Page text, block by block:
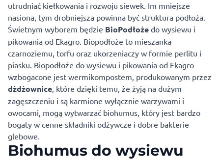
utrudniać kiełkowania i rozwoju siewek. Im mniejsze
nasiona, tym drobniejsza powinna być struktura podłoża.
Świetnym wyborem będzie BioPodłoże do wysiewu i
pikowania od Ekagro. Biopodłoże to mieszanka
czarnoziemu, torfu oraz ukorzeniaczy w formie perlitu i
piasku. Biopodłoże do wysiewu i pikowania od Ekagro
wzbogacone jest wermikompostem, produkowanym przez
dżdżownice, które dzięki temu, że żyją na dużym
zagęszczeniu i są karmione wyłącznie warzywami i
owocami, mogą wytwarzać biohumus, który jest bardzo
bogaty w cenne składniki odżywcze i dobre bakterie
glebowe.
Biohumus do wysiewu